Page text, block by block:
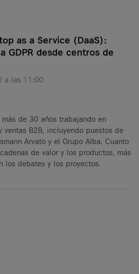
as a Service (DaaS):
GDPR desde centros de
a las 11:00
de 30 años trabajando en
ventas B2B, incluyendo puestos de
Arvato y el Grupo Alba. Cuanto
de valor y los productos, más
los debates y los proyectos.